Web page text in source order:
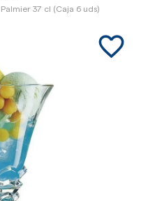
37 cl (Caja 6 uds)
favorite_border